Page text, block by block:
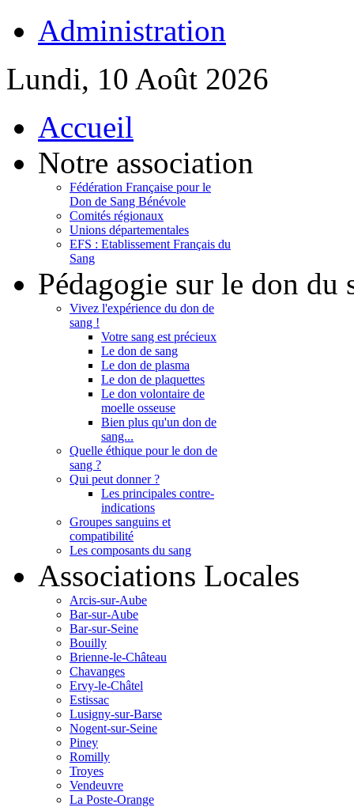
Administration
Lundi, 10 Août 2026
Accueil
Notre association
Fédération Française pour le
Don de Sang Bénévole
Comités régionaux
Unions départementales
EFS : Etablissement Français du
Sang
Pédagogie sur le don du
Vivez l'expérience du don de
sang !
Votre sang est précieux
Le don de sang
Le don de plasma
Le don de plaquettes
Le don volontaire de
moelle osseuse
Bien plus qu'un don de
sang...
Quelle éthique pour le don de
sang ?
Qui peut donner ?
Les principales contre-
indications
Groupes sanguins et
compatibilité
Les composants du sang
Associations Locales
Arcis-sur-Aube
Bar-sur-Aube
Bar-sur-Seine
Bouilly
Brienne-le-Château
Chavanges
Ervy-le-Châtel
Estissac
Lusigny-sur-Barse
Nogent-sur-Seine
Piney
Romilly
Troyes
Vendeuvre
La Poste-Orange